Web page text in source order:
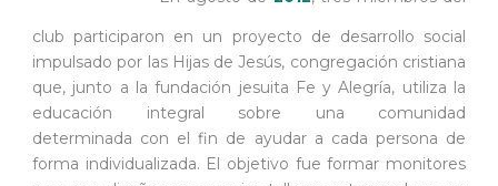
club participaron en un proyecto de desarrollo social
impulsado por las Hijas de Jesús, congregación cristiana
que, junto a la fundación jesuita Fe y Alegría, utiliza la
educación integral sobre una comunidad
determinada con el fin de ayudar a cada persona de
forma individualizada. El objetivo fue formar monitores